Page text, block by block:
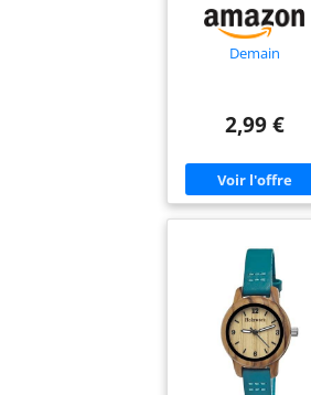
Demain
2,99 €